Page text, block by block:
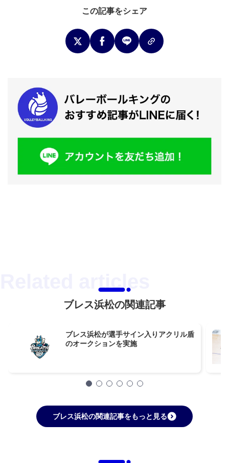
この記事をシェア
ブレス浜松の関連記事
ブレス浜松が選手サイン入りアクリル盾
のオークションを実施
ブレス浜松の関連記事をもっと見る